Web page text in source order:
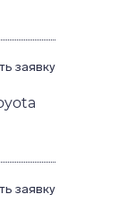
заявку
заявку